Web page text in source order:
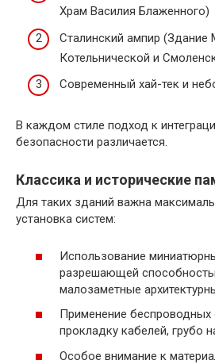
Храм Василия Блаженного)
Сталинский ампир (Здание
Котельнической и
Современный хай-тек и
В каждом стиле подход к
безопасности различается.
Классика и исторические
Для таких зданий важна
установка систем:
Использование
разрешающей
малозаметные
Применение
прокладку кабелей, грубо
Особое внимание к